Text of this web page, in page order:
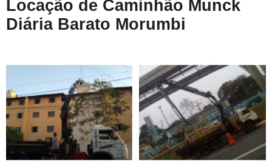
Locação de Caminhão Munck
Diária Barato Morumbi